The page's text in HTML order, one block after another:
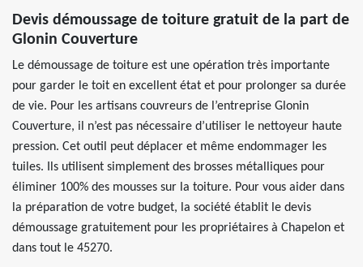
Devis démoussage de toiture gratuit de la part de
Glonin Couverture
Le démoussage de toiture est une opération très importante
pour garder le toit en excellent état et pour prolonger sa durée
de vie. Pour les artisans couvreurs de l’entreprise Glonin
Couverture, il n’est pas nécessaire d’utiliser le nettoyeur haute
pression. Cet outil peut déplacer et même endommager les
tuiles. Ils utilisent simplement des brosses métalliques pour
éliminer 100% des mousses sur la toiture. Pour vous aider dans
la préparation de votre budget, la société établit le devis
démoussage gratuitement pour les propriétaires à Chapelon et
dans tout le 45270.